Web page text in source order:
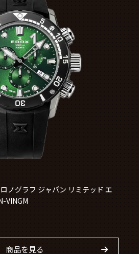
ノグラフ ジャパン リミテッド エ
VINGM
商品を見る